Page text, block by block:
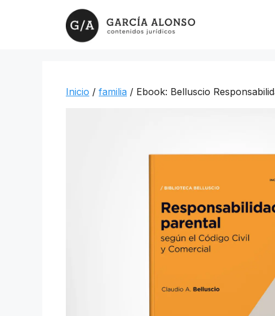
Inicio / familia / Ebook: Belluscio